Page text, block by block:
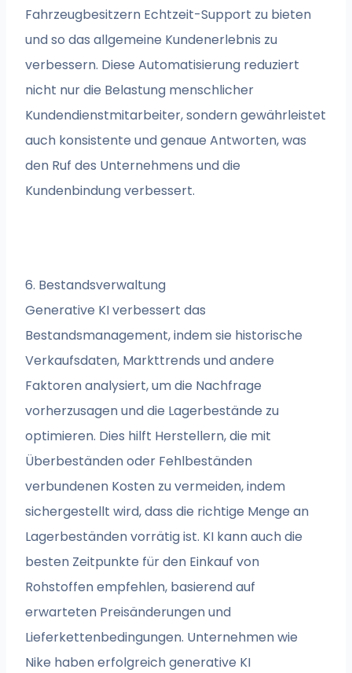
Fahrzeugbesitzern Echtzeit-Support zu bieten
und so das allgemeine Kundenerlebnis zu
verbessern. Diese Automatisierung reduziert
nicht nur die Belastung menschlicher
Kundendienstmitarbeiter, sondern gewährleistet
auch konsistente und genaue Antworten, was
den Ruf des Unternehmens und die
Kundenbindung verbessert.
6. Bestandsverwaltung
Generative KI verbessert das
Bestandsmanagement, indem sie historische
Verkaufsdaten, Markttrends und andere
Faktoren analysiert, um die Nachfrage
vorherzusagen und die Lagerbestände zu
optimieren. Dies hilft Herstellern, die mit
Überbeständen oder Fehlbeständen
verbundenen Kosten zu vermeiden, indem
sichergestellt wird, dass die richtige Menge an
Lagerbeständen vorrätig ist. KI kann auch die
besten Zeitpunkte für den Einkauf von
Rohstoffen empfehlen, basierend auf
erwarteten Preisänderungen und
Lieferkettenbedingungen. Unternehmen wie
Nike haben erfolgreich generative KI